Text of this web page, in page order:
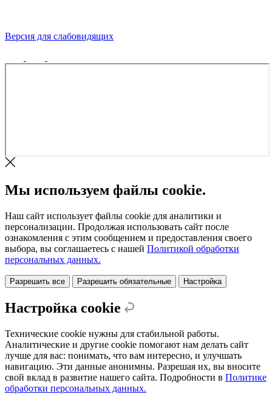
Версия для слабовидящих
Мы используем файлы cookie.
Наш сайт использует файлы cookie для аналитики и
персонализации. Продолжая использовать сайт после
ознакомления с этим сообщением и предоставления своего
выбора, вы соглашаетесь с нашей Политикой обработки
персональных данных.
Разрешить все Разрешить обязательные Настройка
Настройка cookie
Технические cookie нужны для стабильной работы.
Аналитические и другие cookie помогают нам делать сайт
лучше для вас: понимать, что вам интересно, и улучшать
навигацию. Эти данные анонимны. Разрешая их, вы вносите
свой вклад в развитие нашего сайта. Подробности в Политике
обработки персональных данных.